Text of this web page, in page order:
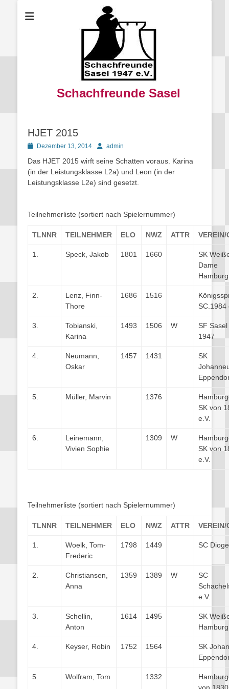
Schachfreunde Sasel
HJET 2015
PostedDezember 13, 2014 Autoradmin
Das HJET 2015 wirft seine Schatten voraus. Karina
(in der Leistungsklasse L2a) und Leon (in der
Leistungsklasse L2e) sind gesetzt.
Teilnehmerliste (sortiert nach Spielernummer)
TLNNR TEILNEHMER ELO NWZ ATTR VEREIN/
1. Speck, Jakob 1801 1660
SK
Dame
Hamburg
2.
Lenz, Finn-
Thore
1686 1516
SC.1984
3.
Tobianski,
Karina
1493 1506 W
SF Sasel
1947
4.
Neumann,
Oskar
1457 1431
SK
5. Müller, Marvin 1376
SK von
e.V.
6.
Leinemann,
Vivien Sophie
1309 W
SK von
e.V.
Teilnehmerliste (sortiert nach Spielernummer)
TLNNR TEILNEHMER ELO NWZ ATTR VEREIN/
1.
Woelk, Tom-
Frederic
1798 1449 SC
2.
Christiansen,
Anna
1359 1389 W
SC
e.V.
3.
Schellin,
Anton
1614 1495
SK
Hamburg
4. Keyser, Robin 1752 1564
SK
5. Wolfram, Tom 1332